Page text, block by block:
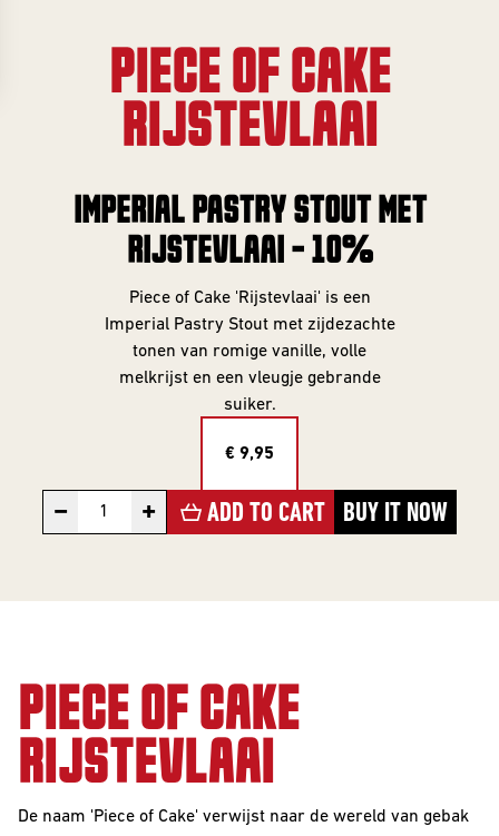
SERIES
Core Range
Great Minds
Smooth
Criminals
For The Love
10 Years
Editions
STYLES
All Styles
Alcohol Vrij /
Arm
overview
Frontaal
Jobs
PIECE OF CAKE
RIJSTEVLAAI
IMPERIAL PASTRY STOUT MET
RIJSTEVLAAI - 10%
Piece of Cake 'Rijstevlaai' is een
Imperial Pastry Stout met zijdezachte
tonen van romige vanille, volle
melkrijst en een vleugje gebrande
suiker.
€ 9,95
− + ADD TO CART BUY IT NOW
PIECE OF CAKE
RIJSTEVLAAI
De naam 'Piece of Cake' verwijst naar de wereld van gebak